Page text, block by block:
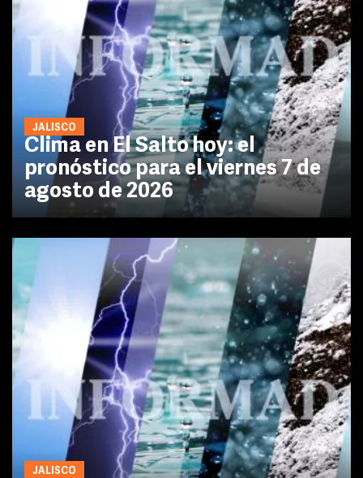
JALISCO
Clima en El Salto hoy: el
pronóstico para el viernes 7 de
agosto de 2026
JALISCO